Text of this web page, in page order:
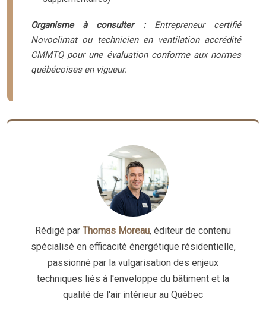
Organisme à consulter :Entrepreneur certifié
Novoclimat ou technicien en ventilation accrédité
CMMTQ pour une évaluation conforme aux normes
québécoises en vigueur.
Rédigé par Thomas Moreau, éditeur de contenu
spécialisé en efficacité énergétique résidentielle,
passionné par la vulgarisation des enjeux
techniques liés à l'enveloppe du bâtiment et la
qualité de l'air intérieur au Québec